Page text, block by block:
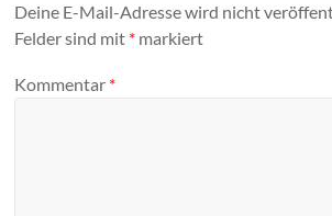
Deine E-Mail-Adresse wird nicht
Felder sind mit * markiert
Kommentar *